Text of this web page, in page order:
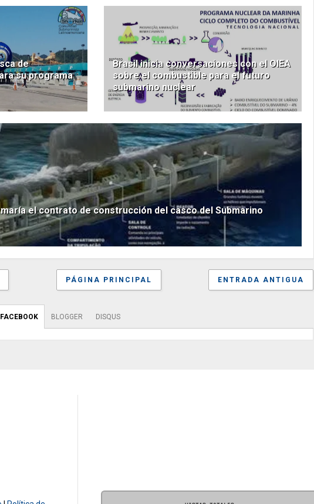
de
su programa
Brasil inicia conversaciones con el OIEA
sobre el combustible para el futuro
submarino nuclear
el contrato de construcción del casco del Submarino
ENTRADA ANTIGUA
PÁGINA PRINCIPAL
FACEBOOK BLOGGER DISQUS